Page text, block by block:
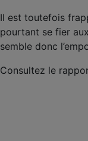
Il est toutefois
pourtant se fier
semble donc
Consultez le